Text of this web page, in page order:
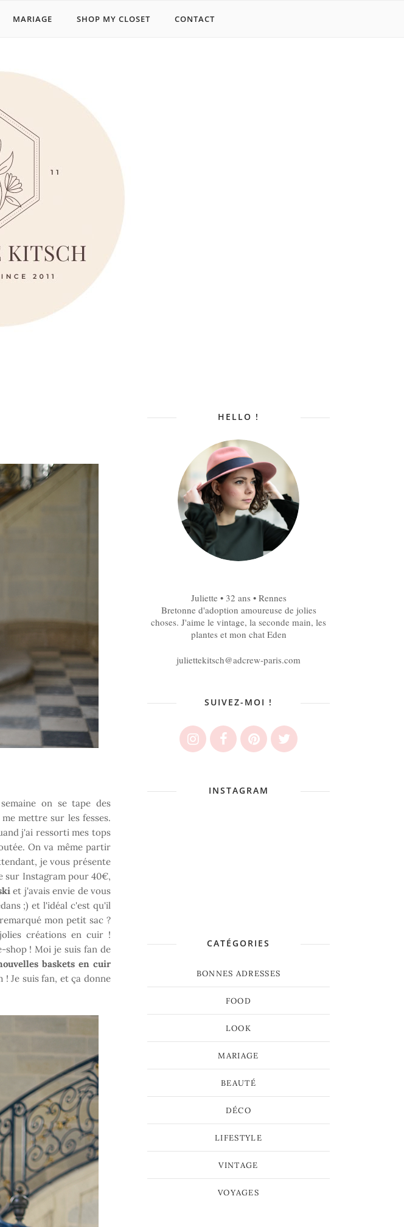
MARIAGE SHOP MY CLOSET CONTACT
on se tape des
mettre sur les fesses.
j'ai ressorti mes tops
On va même partir
je vous présente
sur Instagram pour 40€,
et j'avais envie de vous
;) et l'idéal c'est qu'il
mon petit sac ?
créations en cuir !
shop ! Moi je suis fan de
baskets en cuir
Je suis fan, et ça donne
HELLO !
Juliette • 32 ans • Rennes
Bretonne d'adoption amoureuse de jolies
choses. J'aime le vintage, la seconde main, les
plantes et mon chat Eden
juliettekitsch@adcrew-paris.com
SUIVEZ-MOI !
INSTAGRAM
CATÉGORIES
BONNES ADRESSES
FOOD
LOOK
MARIAGE
BEAUTÉ
DÉCO
LIFESTYLE
VINTAGE
VOYAGES